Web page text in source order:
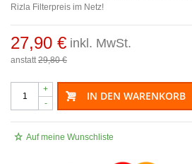
Rizla Filterpreis im Netz!
27,90 € inkl. MwSt.
anstatt29,80 €
-
+ IN DEN WARENKORB
Auf meine Wunschliste